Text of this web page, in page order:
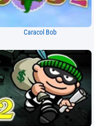
Caracol Bob